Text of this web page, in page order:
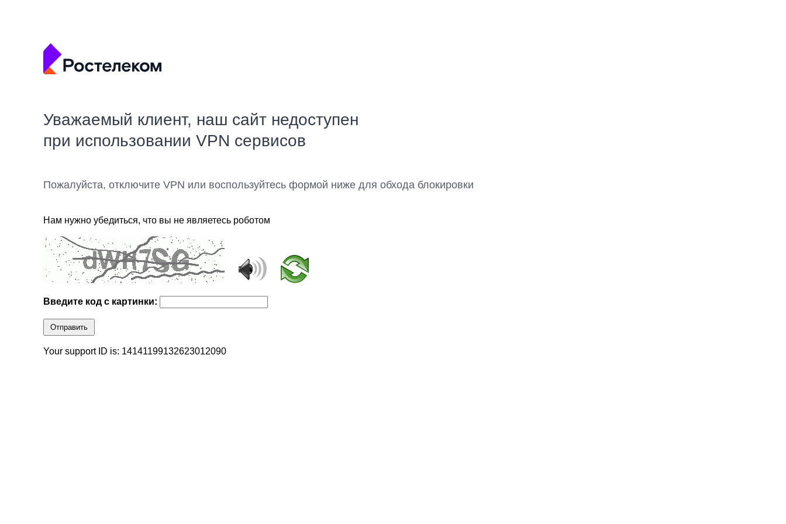
Уважаемый клиент, наш сайт недоступен
при использовании VPN сервисов
Пожалуйста, отключите VPN или воспользуйтесь формой ниже для обхода блокировки
Нам нужно убедиться, что вы не являетесь роботом
Введите код с картинки:
Отправить
Your support ID is: 14141199132623012090